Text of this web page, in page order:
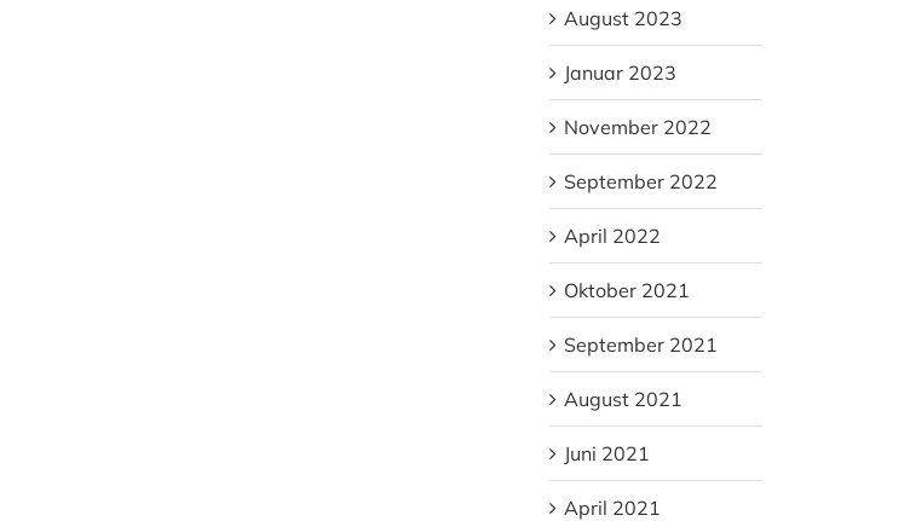
August 2023
Januar 2023
November 2022
September 2022
April 2022
Oktober 2021
September 2021
August 2021
Juni 2021
April 2021